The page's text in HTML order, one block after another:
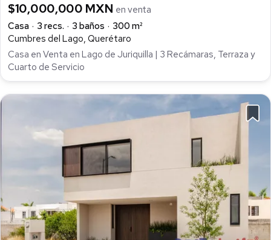
$10,000,000 MXN en venta
Casa
3 recs. 3 baños
300 m²
Cumbres del Lago, Querétaro
Casa en Venta en Lago de Juriquilla | 3 Recámaras, Terraza y
Cuarto de Servicio